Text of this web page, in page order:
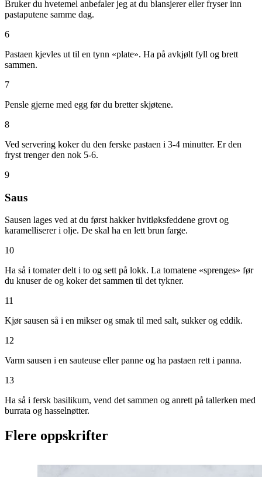
Bruker du hvetemel anbefaler jeg at du blansjerer eller fryser inn
pastaputene samme dag.
6
Pastaen kjevles ut til en tynn «plate». Ha på avkjølt fyll og brett
sammen.
7
Pensle gjerne med egg før du bretter skjøtene.
8
Ved servering koker du den ferske pastaen i 3-4 minutter. Er den
fryst trenger den nok 5-6.
9
Saus
Sausen lages ved at du først hakker hvitløksfeddene grovt og
karamelliserer i olje. De skal ha en lett brun farge.
10
Ha så i tomater delt i to og sett på lokk. La tomatene «sprenges» før
du knuser de og koker det sammen til det tykner.
11
Kjør sausen så i en mikser og smak til med salt, sukker og eddik.
12
Varm sausen i en sauteuse eller panne og ha pastaen rett i panna.
13
Ha så i fersk basilikum, vend det sammen og anrett på tallerken med
burrata og hasselnøtter.
Flere oppskrifter